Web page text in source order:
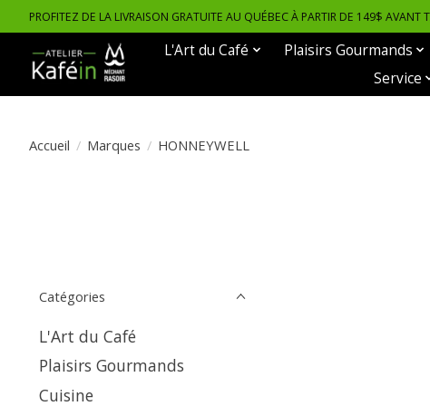
PROFITEZ DE LA LIVRAISON GRATUITE AU QUÉBEC À PARTIR DE 149$ AVANT
L'Art du Café Plaisirs Gourmands
Service
Accueil / Marques / HONNEYWELL
Catégories
L'Art du Café
Plaisirs Gourmands
Cuisine